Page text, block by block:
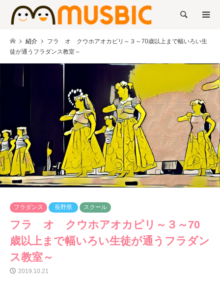
検索
紹介
フラ オ クウホアオカピリ～３～70歳以上まで幅いろい生
徒が通うフラダンス教室～
フラダンス 長野県 スクール
フラ オ クウホアオカピリ～３～70
歳以上まで幅いろい生徒が通うフラダン
ス教室～
2019.10.21